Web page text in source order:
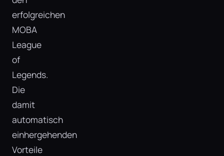
erfolgreichen
MOBA
League
of
Legends.
Die
damit
automatisch
einhergehenden
Vorteile